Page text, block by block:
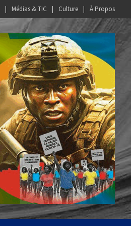
Médias & TIC Culture À Propos